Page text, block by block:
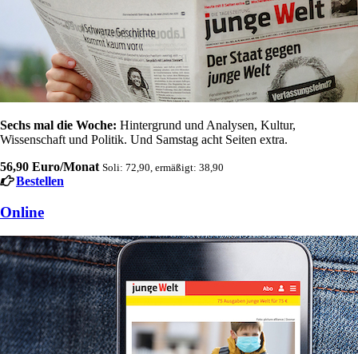
Sechs mal die Woche: Hintergrund und Analysen, Kultur,
Wissenschaft und Politik. Und Samstag acht Seiten extra.
56,90 Euro/Monat Soli: 72,90, ermäßigt: 38,90
Bestellen
Online